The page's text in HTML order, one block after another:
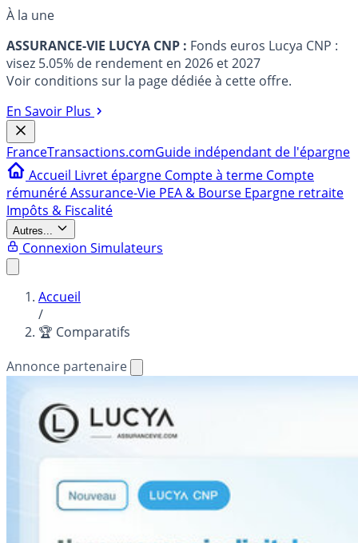
À la une
ASSURANCE-VIE LUCYA CNP : Fonds euros Lucya CNP :
visez 5.05% de rendement en 2026 et 2027
Voir conditions sur la page dédiée à cette offre.
En Savoir Plus
FranceTransactions.comGuide indépendant de l'épargne
Accueil Livret épargne Compte à terme Compte
rémunéréAssurance-Vie PEA & Bourse Epargne retraite
Impôts & Fiscalité
Autres...
Connexion Simulateurs
Accueil
/
🏆 Comparatifs
Annonce partenaire